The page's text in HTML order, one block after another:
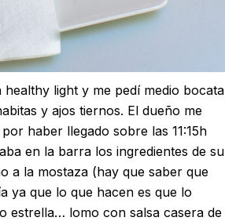
healthy light y me pedí medio bocata
y ajos tiernos. El dueño me
haber llegado sobre las 11:15h
en la barra los ingredientes de su
a la mostaza (hay que saber que
ya que lo que hacen es que lo
estrella… lomo con salsa casera de